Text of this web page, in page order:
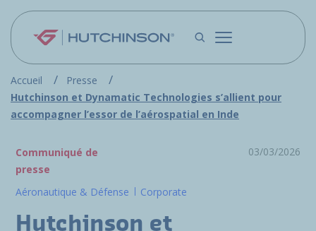
Aller au contenu principal
Accueil
Presse
Hutchinson et Dynamatic Technologies s’allient pour
accompagner l’essor de l’aérospatial en Inde
Communiqué de
presse
03/03/2026
Aéronautique & Défense Corporate
Hutchinson et